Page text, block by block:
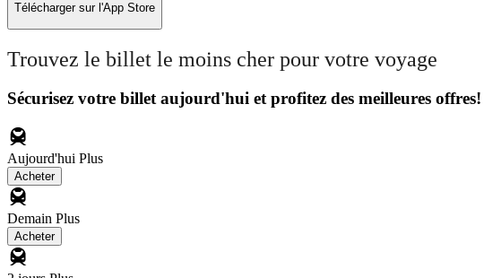
Télécharger sur l'App Store
Trouvez le billet le moins cher pour votre voyage
Sécurisez votre billet aujourd'hui et profitez des meilleures offres!
Aujourd'hui Plus
Acheter
Demain Plus
Acheter